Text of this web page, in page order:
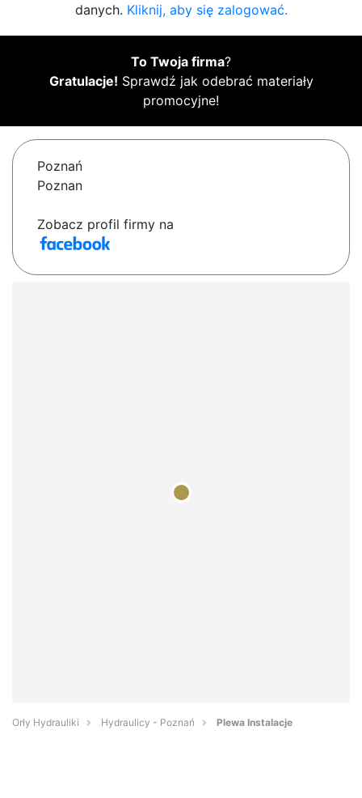
danych. Kliknij, aby się zalogować.
To Twoja firma?
Gratulacje! Sprawdź jak odebrać materiały
promocyjne!
Poznań
Poznan
Zobacz profil firmy na
Orły Hydrauliki Hydraulicy - Poznań Plewa Instalacje